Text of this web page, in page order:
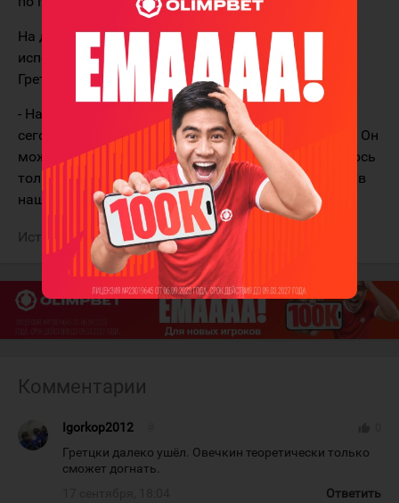
На данный момент Овечкин, которому сегодня
исполнилось 36 лет, имеет на счету 730 голов. У
Гретцки - 894.
- Надеюсь, что он сможет. Я сказал ему об этом
сегодня. Это было бы здорово. Он близок к этому. Он
может забить из любой точки в зоне атаки. Надеюсь
только, что он будет это делать не в матчах против
нашей команды, - сказал Кросби.
Источник: ESPN
Комментарии
Igorkop2012
Гретцки далеко ушёл. Овечкин теоретически только
сможет догнать.
Ответить